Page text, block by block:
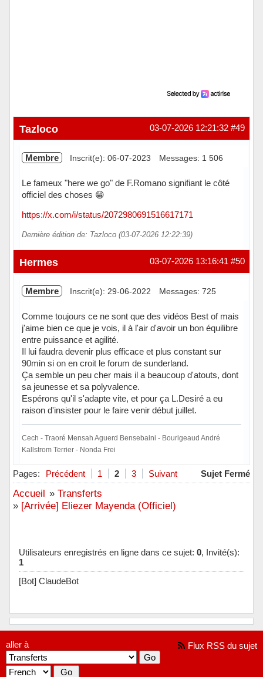
#49
03-07-2026 12:21:32
Tazloco
Membre Inscrit(e): 06-07-2023 Messages: 1 506
Le fameux "here we go" de F.Romano signifiant le côté
officiel des choses 😁
https://x.com/i/status/2072980691516617171
Dernière édition de: Tazloco (03-07-2026 12:22:39)
Hors ligne #50
03-07-2026 13:16:41
Hermes
Membre Inscrit(e): 29-06-2022 Messages: 725
Comme toujours ce ne sont que des vidéos Best of mais
j'aime bien ce que je vois, il à l'air d'avoir un bon équilibre
entre puissance et agilité.
Il lui faudra devenir plus efficace et plus constant sur
90min si on en croit le forum de sunderland.
Ça semble un peu cher mais il a beaucoup d'atouts, dont
sa jeunesse et sa polyvalence.
Espérons qu'il s'adapte vite, et pour ça L.Desiré a eu
raison d'insister pour le faire venir début juillet.
Cech - Traoré Mensah Aguerd Bensebaini - Bourigeaud André
Kallstrom Terrier - Nonda Frei
Hors ligne
Pages: Précédent 1 2 3 Suivant Sujet Fermé
Accueil » Transferts
» [Arrivée] Eliezer Mayenda (Officiel)
Utilisateurs enregistrés en ligne dans ce sujet: 0, Invité(s):
1
[Bot] ClaudeBot
aller à Flux RSS du sujet